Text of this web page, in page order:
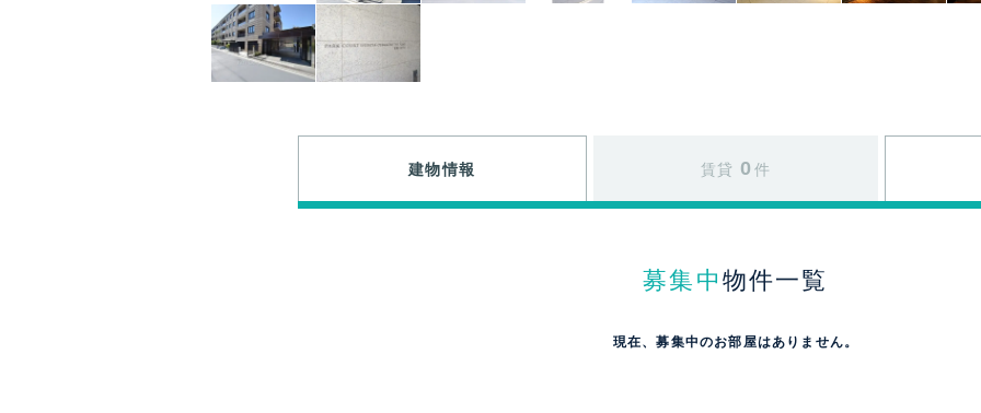
建物情報 賃貸 0 件
募集中 物件一覧
現在、募集中のお部屋はありません。